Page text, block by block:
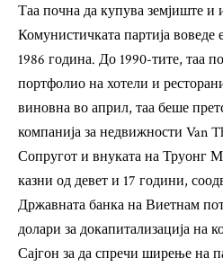
Таа почна да купува земјиште и
Комунистичката партија
1986 година. До 1990-тите, таа
портфолио на хотели и
виновна во април, таа беше
компанија за недвижности Van
Сопругот и внуката на Труонг
казни од девет и 17 години,
Државната банка на Виетнам
долари за докапитализација на
Сајгон за да спречи ширење на